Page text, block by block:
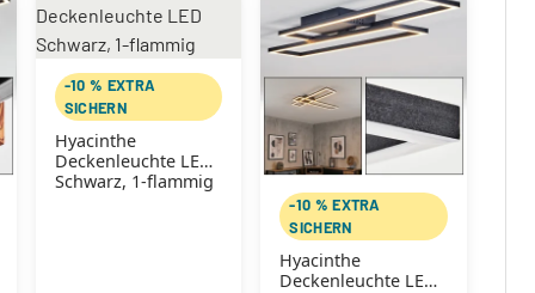
-10 % EXTRA
SICHERN
Hyacinthe
Deckenleuchte LED
Schwarz, 1-flammig
-10 % EXTRA
SICHERN
Hyacinthe
Deckenleuchte LED